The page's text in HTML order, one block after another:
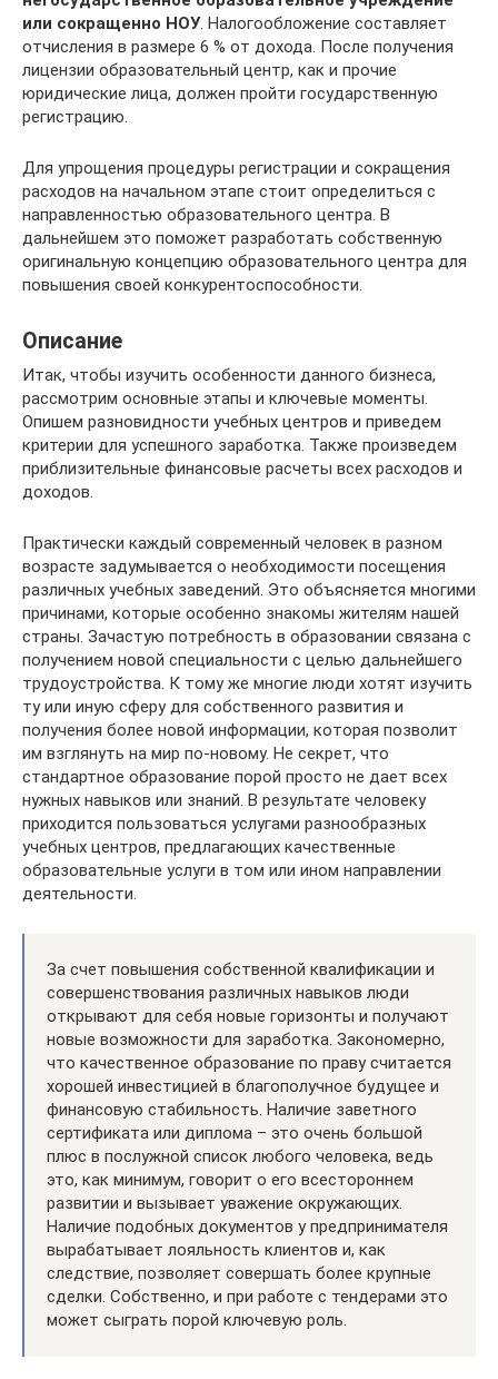
или сокращенно НОУ. Налогообложение составляет
отчисления в размере 6 % от дохода. После получения
лицензии образовательный центр, как и прочие
юридические лица, должен пройти государственную
регистрацию.
Для упрощения процедуры регистрации и сокращения
расходов на начальном этапе стоит определиться с
направленностью образовательного центра. В
дальнейшем это поможет разработать собственную
оригинальную концепцию образовательного центра для
повышения своей конкурентоспособности.
Описание
Итак, чтобы изучить особенности данного бизнеса,
рассмотрим основные этапы и ключевые моменты.
Опишем разновидности учебных центров и приведем
критерии для успешного заработка. Также произведем
приблизительные финансовые расчеты всех расходов и
доходов.
Практически каждый современный человек в разном
возрасте задумывается о необходимости посещения
различных учебных заведений. Это объясняется многими
причинами, которые особенно знакомы жителям нашей
страны. Зачастую потребность в образовании связана с
получением новой специальности с целью дальнейшего
трудоустройства. К тому же многие люди хотят изучить
ту или иную сферу для собственного развития и
получения более новой информации, которая позволит
им взглянуть на мир по-новому. Не секрет, что
стандартное образование порой просто не дает всех
нужных навыков или знаний. В результате человеку
приходится пользоваться услугами разнообразных
учебных центров, предлагающих качественные
образовательные услуги в том или ином направлении
деятельности.
За счет повышения собственной квалификации и
совершенствования различных навыков люди
открывают для себя новые горизонты и получают
новые возможности для заработка. Закономерно,
что качественное образование по праву считается
хорошей инвестицией в благополучное будущее и
финансовую стабильность. Наличие заветного
сертификата или диплома – это очень большой
плюс в послужной список любого человека, ведь
это, как минимум, говорит о его всестороннем
развитии и вызывает уважение окружающих.
Наличие подобных документов у предпринимателя
вырабатывает лояльность клиентов и, как
следствие, позволяет совершать более крупные
сделки. Собственно, и при работе с тендерами это
может сыграть порой ключевую роль.